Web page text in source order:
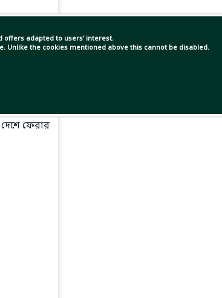
offers adapted to users' interest.
Unlike the cookies mentioned above this cannot be disabled.
সময় ধরে।
ফেরার